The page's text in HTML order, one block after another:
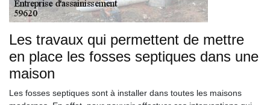
Les travaux qui permettent de mettre
en place les fosses septiques dans une
maison
Les fosses septiques sont à installer dans toutes les maisons